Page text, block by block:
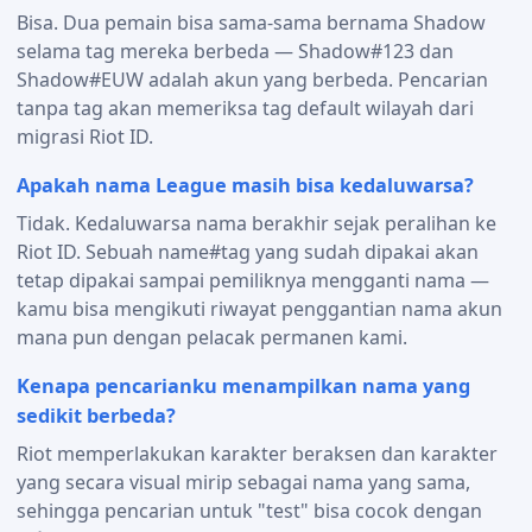
Bisa. Dua pemain bisa sama-sama bernama Shadow
selama tag mereka berbeda — Shadow#123 dan
Shadow#EUW adalah akun yang berbeda. Pencarian
tanpa tag akan memeriksa tag default wilayah dari
migrasi Riot ID.
Apakah nama League masih bisa kedaluwarsa?
Tidak. Kedaluwarsa nama berakhir sejak peralihan ke
Riot ID. Sebuah name#tag yang sudah dipakai akan
tetap dipakai sampai pemiliknya mengganti nama —
kamu bisa mengikuti riwayat penggantian nama akun
mana pun dengan pelacak permanen kami.
Kenapa pencarianku menampilkan nama yang
sedikit berbeda?
Riot memperlakukan karakter beraksen dan karakter
yang secara visual mirip sebagai nama yang sama,
sehingga pencarian untuk "test" bisa cocok dengan